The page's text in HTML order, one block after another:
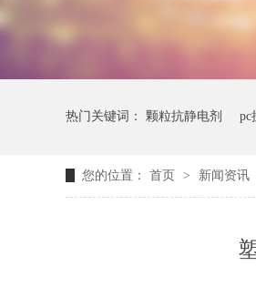
热门关键词： 颗粒抗静电剂 pc
您的位置： 首页 > 新闻资讯